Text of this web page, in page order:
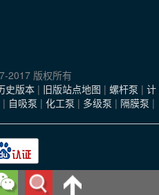
2017 版权所有
史版本 | 旧版站点地图 | 螺杆泵 | 计
| 自吸泵 | 化工泵 | 多级泵 | 隔膜泵 |